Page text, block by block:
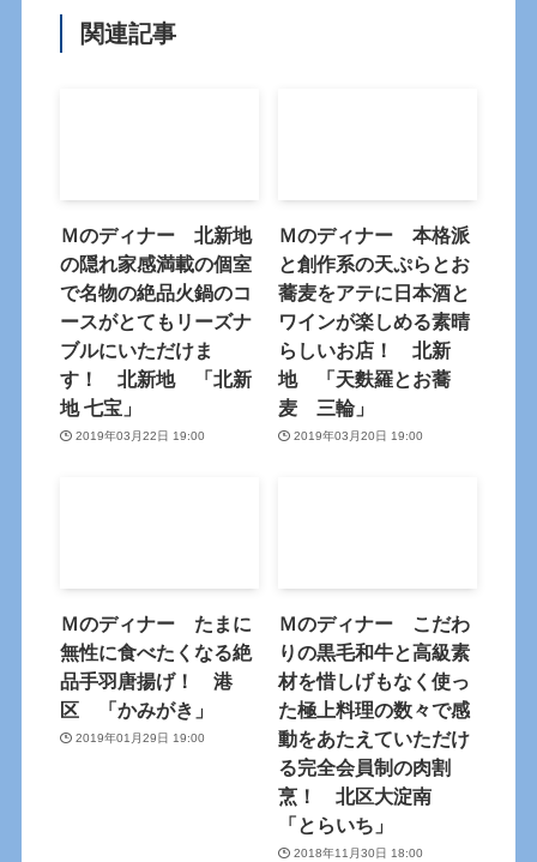
関連記事
Ｍのディナー 北新地
の隠れ家感満載の個室
で名物の絶品火鍋のコ
ースがとてもリーズナ
ブルにいただけま
す！ 北新地 「北新
地 七宝」
2019年03月22日 19:00
Ｍのディナー 本格派
と創作系の天ぷらとお
蕎麦をアテに日本酒と
ワインが楽しめる素晴
らしいお店！ 北新
地 「天麩羅とお蕎
麦 三輪」
2019年03月20日 19:00
Ｍのディナー たまに
無性に食べたくなる絶
品手羽唐揚げ！ 港
区 「かみがき」
2019年01月29日 19:00
Ｍのディナー こだわ
りの黒毛和牛と高級素
材を惜しげもなく使っ
た極上料理の数々で感
動をあたえていただけ
る完全会員制の肉割
烹！ 北区大淀南
「とらいち」
2018年11月30日 18:00